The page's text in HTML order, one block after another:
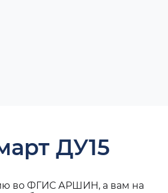
ДУ15
во ФГИС АРШИН, а вам на